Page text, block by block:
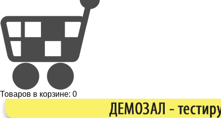
Товаров в корзине: 0